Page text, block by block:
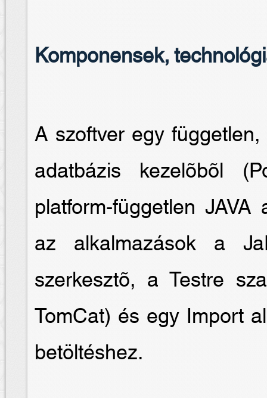
Komponensek,
A szoftver egy
adatbázis kezelõbõl
platform-független
az alkalmazások a
szerkesztõ, a Testre
TomCat) és egy Import
betöltéshez.